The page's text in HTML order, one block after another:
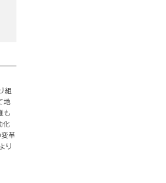
組
地
も
化
革
り